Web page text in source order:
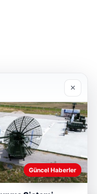
×
Güncel Haberler